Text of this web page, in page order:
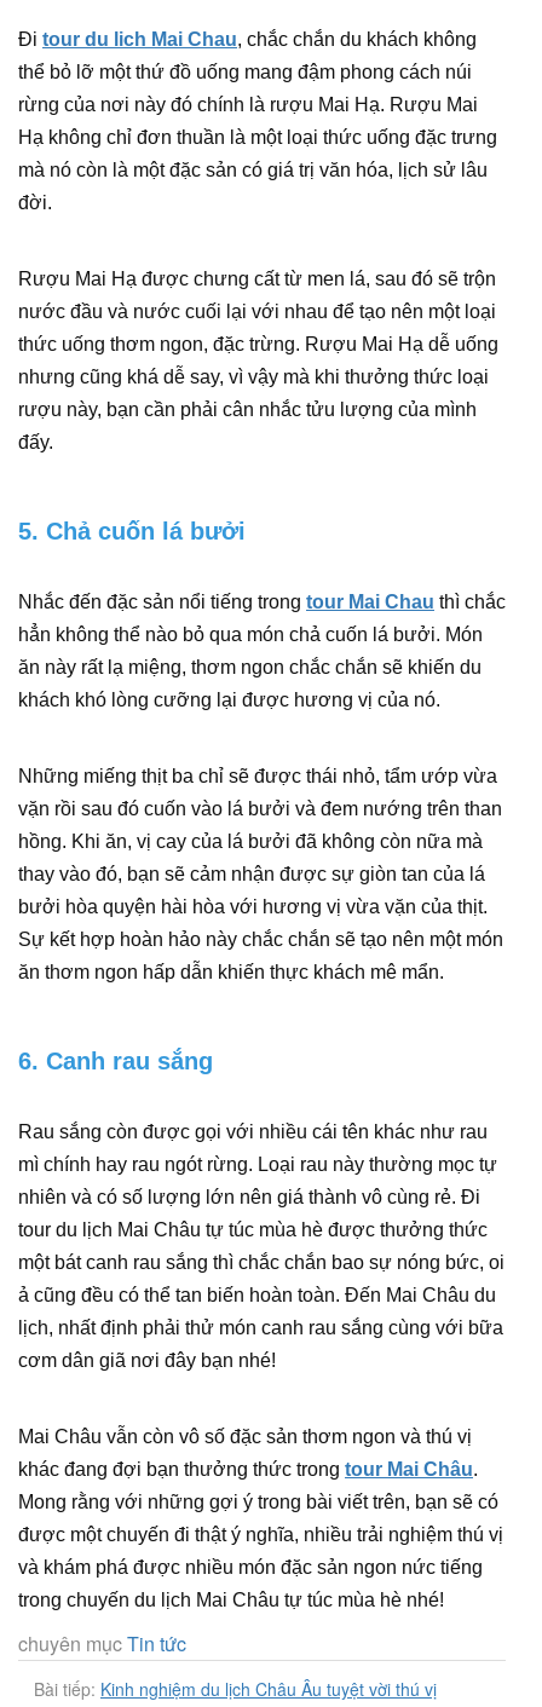
Đi tour du lich Mai Chau, chắc chắn du khách không
thể bỏ lỡ một thứ đồ uống mang đậm phong cách núi
rừng của nơi này đó chính là rượu Mai Hạ. Rượu Mai
Hạ không chỉ đơn thuần là một loại thức uống đặc trưng
mà nó còn là một đặc sản có giá trị văn hóa, lịch sử lâu
đời.
Rượu Mai Hạ được chưng cất từ men lá, sau đó sẽ trộn
nước đầu và nước cuối lại với nhau để tạo nên một loại
thức uống thơm ngon, đặc trừng. Rượu Mai Hạ dễ uống
nhưng cũng khá dễ say, vì vậy mà khi thưởng thức loại
rượu này, bạn cần phải cân nhắc tửu lượng của mình
đấy.
5. Chả cuốn lá bưởi
Nhắc đến đặc sản nổi tiếng trong tour Mai Chau thì chắc
hẳn không thể nào bỏ qua món chả cuốn lá bưởi. Món
ăn này rất lạ miệng, thơm ngon chắc chắn sẽ khiến du
khách khó lòng cưỡng lại được hương vị của nó.
Những miếng thịt ba chỉ sẽ được thái nhỏ, tẩm ướp vừa
vặn rồi sau đó cuốn vào lá bưởi và đem nướng trên than
hồng. Khi ăn, vị cay của lá bưởi đã không còn nữa mà
thay vào đó, bạn sẽ cảm nhận được sự giòn tan của lá
bưởi hòa quyện hài hòa với hương vị vừa vặn của thịt.
Sự kết hợp hoàn hảo này chắc chắn sẽ tạo nên một món
ăn thơm ngon hấp dẫn khiến thực khách mê mẩn.
6. Canh rau sắng
Rau sắng còn được gọi với nhiều cái tên khác như rau
mì chính hay rau ngót rừng. Loại rau này thường mọc tự
nhiên và có số lượng lớn nên giá thành vô cùng rẻ. Đi
tour du lịch Mai Châu tự túc mùa hè được thưởng thức
một bát canh rau sắng thì chắc chắn bao sự nóng bức, oi
ả cũng đều có thể tan biến hoàn toàn. Đến Mai Châu du
lịch, nhất định phải thử món canh rau sắng cùng với bữa
cơm dân giã nơi đây bạn nhé!
Mai Châu vẫn còn vô số đặc sản thơm ngon và thú vị
khác đang đợi bạn thưởng thức trong tour Mai Châu.
Mong rằng với những gợi ý trong bài viết trên, bạn sẽ có
được một chuyến đi thật ý nghĩa, nhiều trải nghiệm thú vị
và khám phá được nhiều món đặc sản ngon nức tiếng
trong chuyến du lịch Mai Châu tự túc mùa hè nhé!
chuyên mụcTin tức
Bài tiếp: Kinh nghiệm du lịch Châu Âu tuyệt vời thú vị